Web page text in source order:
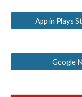
App in Plays
Google